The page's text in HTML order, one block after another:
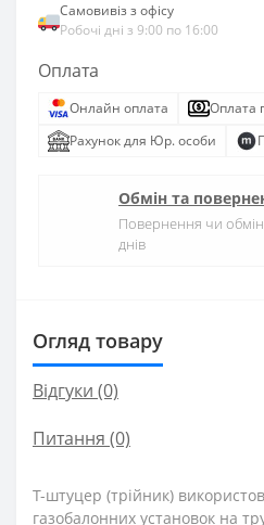
Самовивіз з офісу
Робочі дні з 9:00 по 16:00
Оплата
Онлайн оплата
Оплата
Рахунок для Юр. особи
Обмін та
Повернення чи
днів
Огляд товару
Відгуки (0)
Питання (0)
Т-штуцер (трійник)
газобалонних установок на